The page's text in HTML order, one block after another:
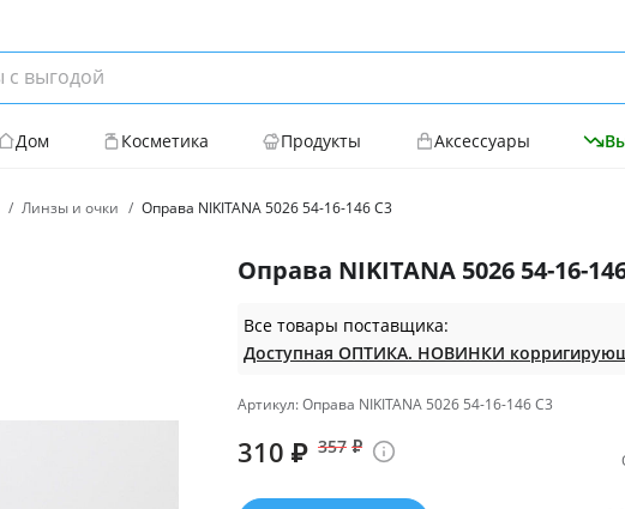
Дом Косметика Продукты Аксессуары
Линзы и очки Оправа NIKITANA 5026 54-16-146 C3
Оправа NIKITANA 5026 54-16-
Все товары поставщика:
Артикул: Оправа NIKITANA 5026 54-16-146 C3
310 ₽ 357 ₽